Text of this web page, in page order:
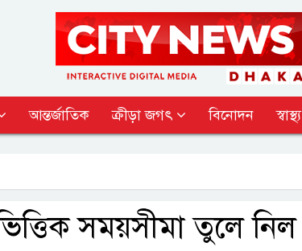
আন্তর্জাতিক ক্রীড়া জগৎ বিনোদন স্বাস্থ্য
সময়সীমা তুলে নিল